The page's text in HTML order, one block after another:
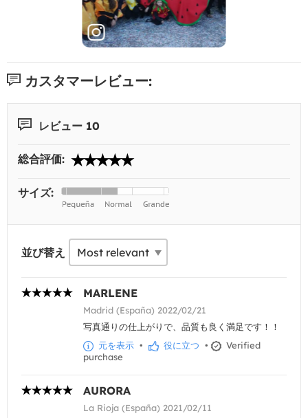
カスタマーレビュー:
レビュー 10
総合評価:
サイズ:
並び替え
MARLENE
Madrid (España) 2022/02/21
写真通りの仕上がりで、品質も良く満足です！！
元を表示 • 役に立つ •
Verified
purchase
AURORA
La Rioja (España) 2021/02/11